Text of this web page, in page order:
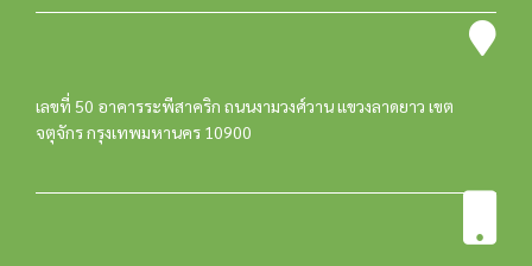
เลขที่ 50 อาคารระพีสาคริก ถนนงามวงศ์วาน แขวงลาดยาว เขต
จตุจักร กรุงเทพมหานคร 10900